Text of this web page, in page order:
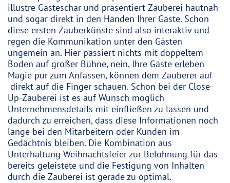
illustre Gästeschar und präsentiert Zauberei hautnah
und sogar direkt in den Händen Ihrer Gäste. Schon
diese ersten Zauberkünste sind also interaktiv und
regen die Kommunikation unter den Gästen
ungemein an. Hier passiert nichts mit doppeltem
Boden auf großer Bühne, nein, Ihre Gäste erleben
Magie pur zum Anfassen, können dem Zauberer auf
direkt auf die Finger schauen. Schon bei der Close-
Up-Zauberei ist es auf Wunsch möglich
Unternehmensdetails mit einfließen zu lassen und
dadurch zu erreichen, dass diese Informationen noch
lange bei den Mitarbeitern oder Kunden im
Gedächtnis bleiben. Die Kombination aus
Unterhaltung Weihnachtsfeier zur Belohnung für das
bereits geleistete und die Festigung von Inhalten
durch die Zauberei ist gerade zu optimal.